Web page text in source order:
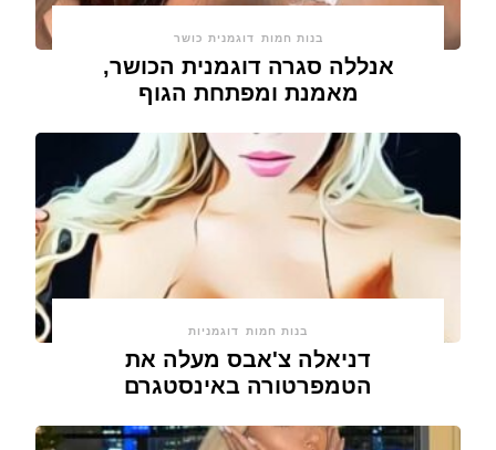
בנות חמות דוגמנית כושר
אנללה סגרה דוגמנית הכושר,
מאמנת ומפתחת הגוף
בנות חמות דוגמניות
דניאלה צ'אבס מעלה את
הטמפרטורה באינסטגרם